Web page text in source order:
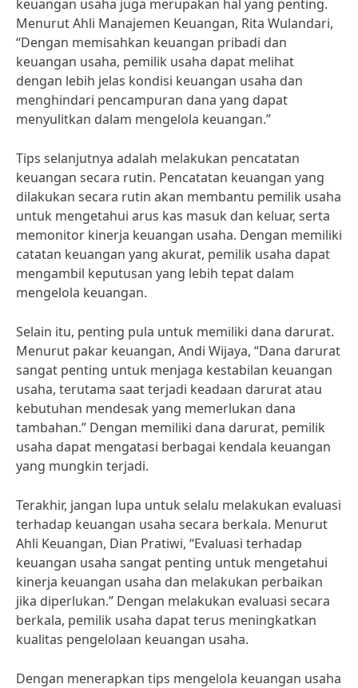
keuangan usaha juga merupakan hal yang penting.
Menurut Ahli Manajemen Keuangan, Rita Wulandari,
“Dengan memisahkan keuangan pribadi dan
keuangan usaha, pemilik usaha dapat melihat
dengan lebih jelas kondisi keuangan usaha dan
menghindari pencampuran dana yang dapat
menyulitkan dalam mengelola keuangan.”
Tips selanjutnya adalah melakukan pencatatan
keuangan secara rutin. Pencatatan keuangan yang
dilakukan secara rutin akan membantu pemilik usaha
untuk mengetahui arus kas masuk dan keluar, serta
memonitor kinerja keuangan usaha. Dengan memiliki
catatan keuangan yang akurat, pemilik usaha dapat
mengambil keputusan yang lebih tepat dalam
mengelola keuangan.
Selain itu, penting pula untuk memiliki dana darurat.
Menurut pakar keuangan, Andi Wijaya, “Dana darurat
sangat penting untuk menjaga kestabilan keuangan
usaha, terutama saat terjadi keadaan darurat atau
kebutuhan mendesak yang memerlukan dana
tambahan.” Dengan memiliki dana darurat, pemilik
usaha dapat mengatasi berbagai kendala keuangan
yang mungkin terjadi.
Terakhir, jangan lupa untuk selalu melakukan evaluasi
terhadap keuangan usaha secara berkala. Menurut
Ahli Keuangan, Dian Pratiwi, “Evaluasi terhadap
keuangan usaha sangat penting untuk mengetahui
kinerja keuangan usaha dan melakukan perbaikan
jika diperlukan.” Dengan melakukan evaluasi secara
berkala, pemilik usaha dapat terus meningkatkan
kualitas pengelolaan keuangan usaha.
Dengan menerapkan tips mengelola keuangan usaha